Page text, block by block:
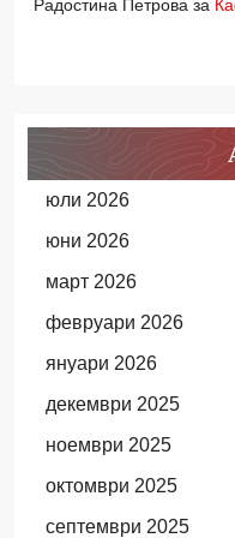
Радостина Петрова за
юли 2026
юни 2026
март 2026
февруари 2026
януари 2026
декември 2025
ноември 2025
октомври 2025
септември 2025